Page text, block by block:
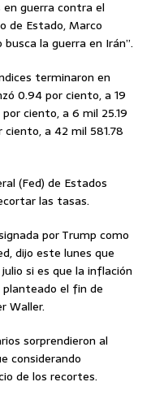
guerra contra el
de Estado, Marco
la guerra en Irán”.
terminaron en
0.94 por ciento, a 19
ciento, a 6 mil 25.19
a 42 mil 581.78
(Fed) de Estados
las tasas.
por Trump como
dijo este lunes que
si es que la inflación
planteado el fin de
Waller.
sorprendieron al
considerando
de los recortes.